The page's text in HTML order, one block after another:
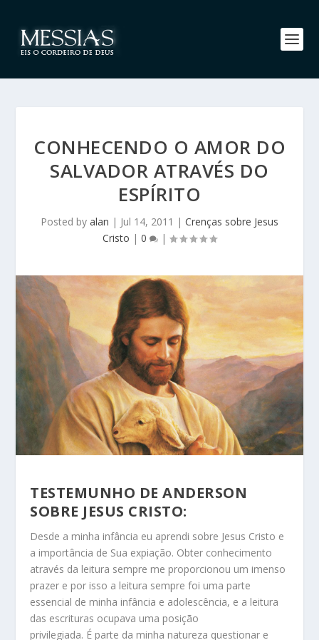
CONHECENDO O AMOR DO
SALVADOR ATRAVÉS DO
ESPÍRITO
Posted by alan | Jul 14, 2011 | Crenças sobre Jesus
Cristo | 0 |
TESTEMUNHO DE ANDERSON
SOBRE JESUS CRISTO:
Desde a minha infância eu aprendi sobre Jesus Cristo e
a importância de Sua expiação. Obter conhecimento
através da leitura sempre me proporcionou um imenso
prazer e por isso a leitura sempre foi uma parte
essencial de minha infância e adolescência, e a leitura
das escrituras ocupava uma posição
privilegiada. É parte da minha natureza questionar e